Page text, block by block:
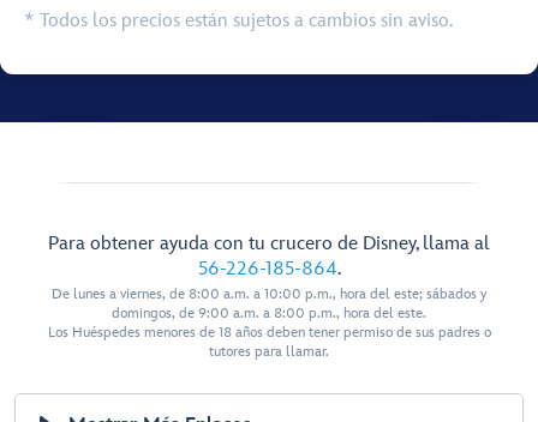
* Todos los precios están sujetos a cambios sin aviso.
Para obtener ayuda con tu crucero de Disney, llama al
56-226-185-864.
De lunes a viernes, de 8:00 a.m. a 10:00 p.m., hora del este; sábados y
domingos, de 9:00 a.m. a 8:00 p.m., hora del este.
Los Huéspedes menores de 18 años deben tener permiso de sus padres o
tutores para llamar.